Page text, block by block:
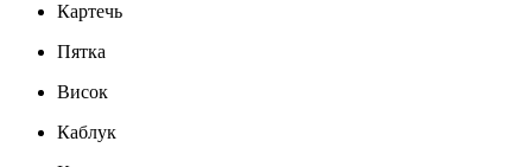
Картечь
Пятка
Висок
Каблук